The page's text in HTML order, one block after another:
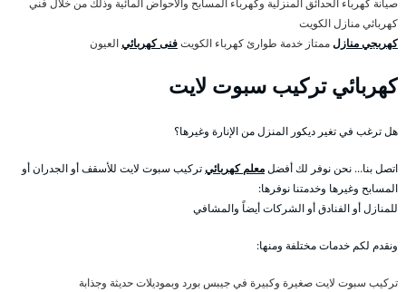
صيانة كهرباء الحدائق المنزلية وكهرباء المسابح والاحواض المائية وذلك من خلال فني
كهربائي منازل الكويت
كهربجي منازلممتاز خدمة طوارئ كهرباء الكويتفنى كهربائيالعيون
كهربائي تركيب سبوت لايت
هل ترغب في تغير ديكور المنزل من الإنارة وغيرها؟
اتصل بنا… نحن نوفر لك أفضلمعلم كهربائيتركيب سبوت لايت للأسقف أو الجدران أو
المسابح وغيرها وخدمتنا نوفرها:
للمنازل أو الفنادق أو الشركات أيضاً والمشافي
ونقدم لكم خدمات مختلفة ومنها:
تركيب سبوت لايت صغيرة وكبيرة في جيبس بورد وبموديلات حديثة وجذابة